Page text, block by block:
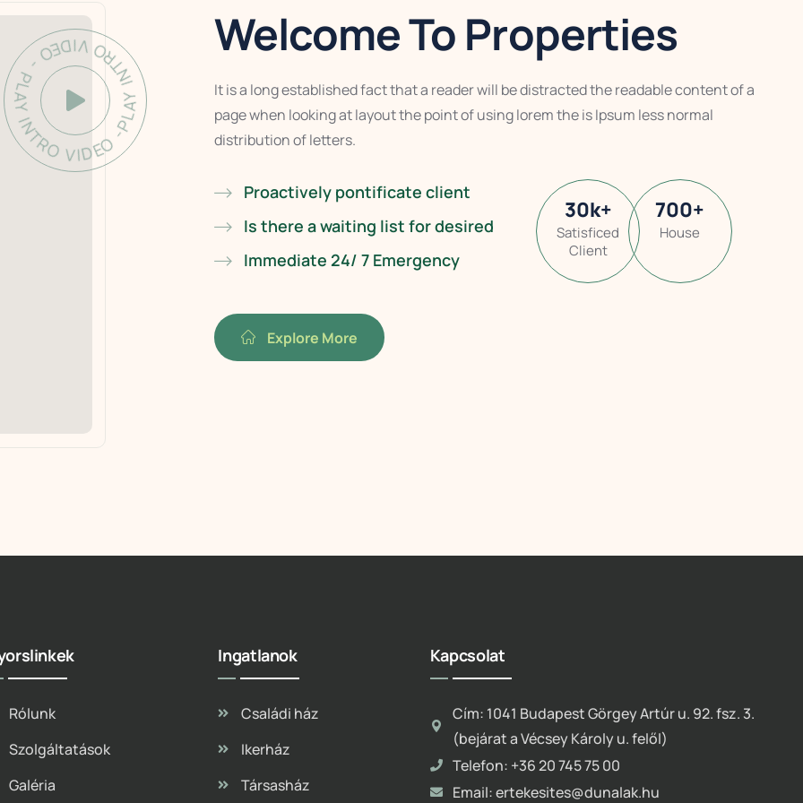
- PLAY INTRO VIDEO - Welcome To Properties
It is a long established fact that a reader will be distracted the readable content of a
page when looking at layout the point of using lorem the is Ipsum less normal
distribution of letters.
Proactively pontificate client
Is there a waiting list for desired
Immediate 24/ 7 Emergency
30k+
Satisficed
Client
700+
House
Explore More
Rólunk
Szolgáltatások
Galéria
Ingatlanok
Családi ház
Ikerház
Társasház
Kapcsolat
Cím: 1041 Budapest Görgey Artúr u. 92. fsz. 3.
(bejárat a Vécsey Károly u. felől)
Telefon: +36 20 745 75 00
Email: ertekesites@dunalak.hu